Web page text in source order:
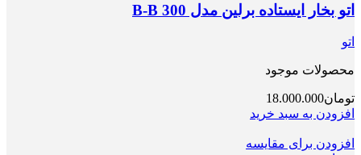
اتو بخار ایستاده برلین مدل 300 B-B
اتو
محصولات موجود
تومان18.000.000
افزودن به سبد خرید
افزودن برای مقایسه